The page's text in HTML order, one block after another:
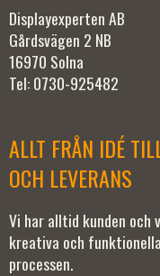
Displayexperten AB
Gårdsvägen 2 NB
16970 Solna
Tel: 0730-925482
ALLT FRÅN IDÉ
OCH LEVERANS
Vi har alltid kunden och
kreativa och
processen.